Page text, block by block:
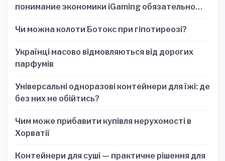
понимание экономики iGaming обязательно
Чи можна колоти Ботокс при гіпотиреозі?
Українці масово відмовляються від дорогих
парфумів
Універсальні одноразові контейнери для їжі: де
без них не обійтись?
Чим може прибавити купівля нерухомості в
Хорватії
Контейнери для суші — практичне рішення для